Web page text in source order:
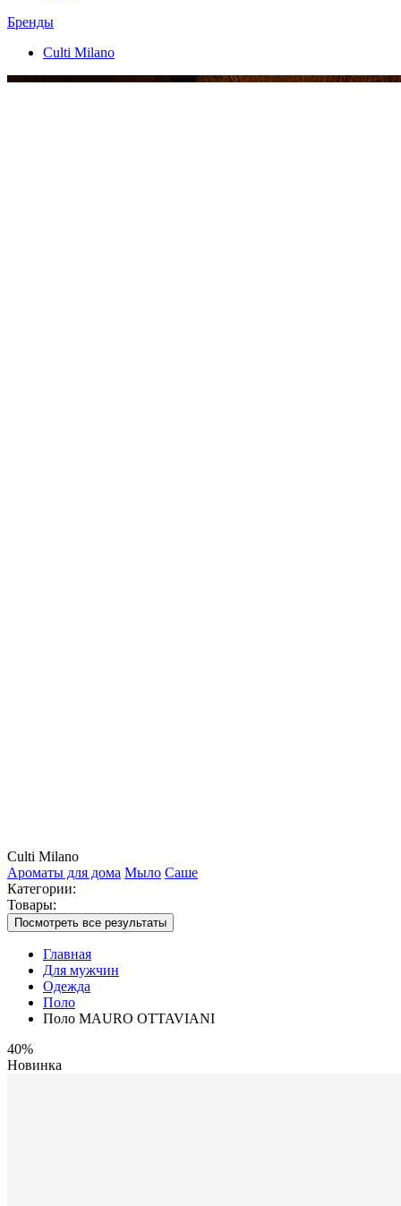
Бренды
Culti Milano
Culti Milano
Ароматы для дома Мыло Саше
Категории:
Товары:
Посмотреть все результаты
Главная
Для мужчин
Одежда
Поло
Поло MAURO OTTAVIANI
40%
Новинка